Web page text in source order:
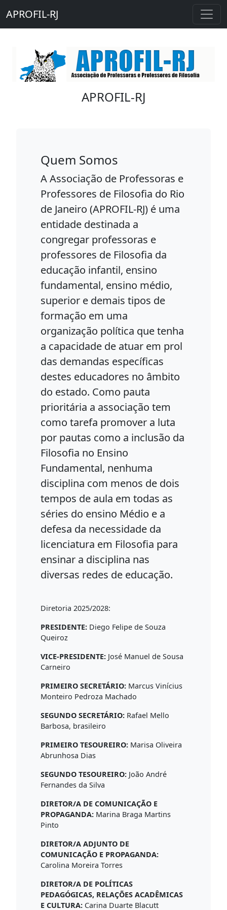
APROFIL-RJ
APROFIL-RJ
Quem Somos
A Associação de Professoras e
Professores de Filosofia do Rio
de Janeiro (APROFIL-RJ) é uma
entidade destinada a
congregar professoras e
professores de Filosofia da
educação infantil, ensino
fundamental, ensino médio,
superior e demais tipos de
formação em uma
organização política que tenha
a capacidade de atuar em prol
das demandas específicas
destes educadores no âmbito
do estado. Como pauta
prioritária a associação tem
como tarefa promover a luta
por pautas como a inclusão da
Filosofia no Ensino
Fundamental, nenhuma
disciplina com menos de dois
tempos de aula em todas as
séries do ensino Médio e a
defesa da necessidade da
licenciatura em Filosofia para
ensinar a disciplina nas
diversas redes de educação.
Diretoria 2025/2028:
PRESIDENTE: Diego Felipe de Souza
Queiroz
VICE-PRESIDENTE: José Manuel de Sousa
Carneiro
PRIMEIRO SECRETÁRIO: Marcus Vinícius
Monteiro Pedroza Machado
SEGUNDO SECRETÁRIO: Rafael Mello
Barbosa, brasileiro
PRIMEIRO TESOUREIRO: Marisa Oliveira
Abrunhosa Dias
SEGUNDO TESOUREIRO: João André
Fernandes da Silva
DIRETOR/A DE COMUNICAÇÃO E
PROPAGANDA: Marina Braga Martins
Pinto
DIRETOR/A ADJUNTO DE
COMUNICAÇÃO E PROPAGANDA:
Carolina Moreira Torres
DIRETOR/A DE POLÍTICAS
PEDAGÓGICAS, RELAÇÕES ACADÊMICAS
E CULTURA: Carina Duarte Blacutt